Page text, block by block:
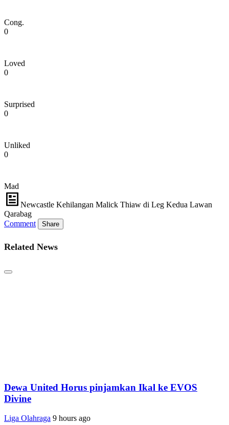
Cong.
0
Loved
0
Surprised
0
Unliked
0
Mad
Newcastle Kehilangan Malick Thiaw di Leg Kedua Lawan
Qarabag
Comment
Share
Related News
Dewa United Horus pinjamkan Ikal ke EVOS
Divine
Liga Olahraga 9 hours ago